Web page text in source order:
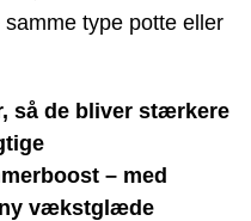
type potte eller
så de bliver stærkere
– med
vækstglæde